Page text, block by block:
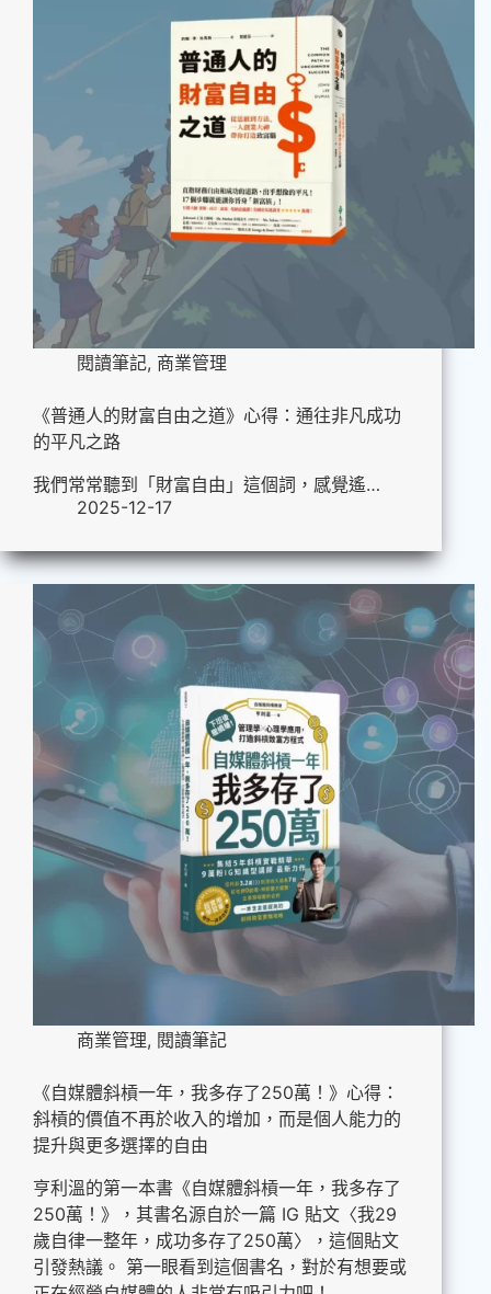
閱讀筆記, 商業管理
《普通人的財富自由之道》心得：通往非凡成功
的平凡之路
我們常常聽到「財富自由」這個詞，感覺遙…
2025-12-17
商業管理, 閱讀筆記
《自媒體斜槓一年，我多存了250萬！》心得：
斜槓的價值不再於收入的增加，而是個人能力的
提升與更多選擇的自由
亨利溫的第一本書《自媒體斜槓一年，我多存了
250萬！》，其書名源自於一篇 IG 貼文〈我29
歲自律一整年，成功多存了250萬〉，這個貼文
引發熱議。 第一眼看到這個書名，對於有想要或